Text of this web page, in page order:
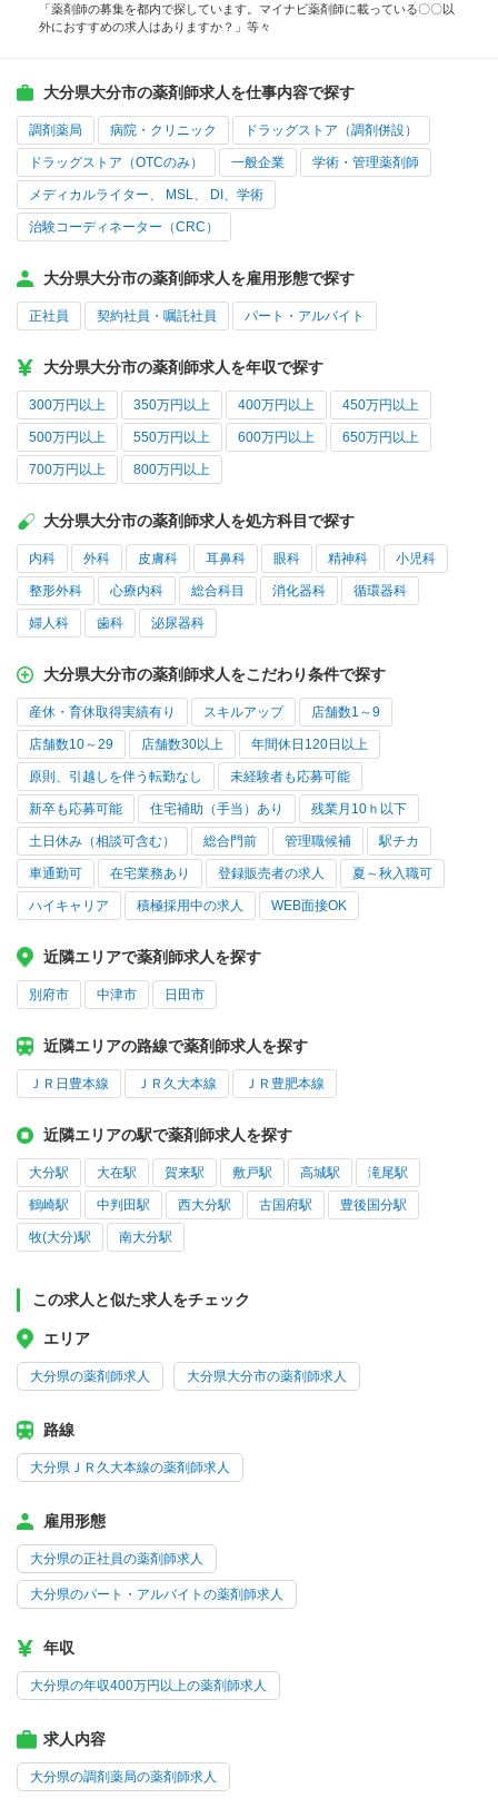
「薬剤師の募集を都内で探しています。マイナビ薬剤師に載っている〇〇以
外におすすめの求人はありますか？」等々
大分県大分市の薬剤師求人を仕事内容で探す
調剤薬局 病院・クリニック ドラッグストア（調剤併設）
ドラッグストア（OTCのみ） 一般企業 学術・管理薬剤師
メディカルライター、 MSL、 DI、学術
治験コーディネーター（CRC）
大分県大分市の薬剤師求人を雇用形態で探す
正社員 契約社員・嘱託社員 パート・アルバイト
大分県大分市の薬剤師求人を年収で探す
300万円以上 350万円以上 400万円以上 450万円以上
500万円以上 550万円以上 600万円以上 650万円以上
700万円以上 800万円以上
大分県大分市の薬剤師求人を処方科目で探す
内科 外科 皮膚科 耳鼻科 眼科 精神科 小児科
整形外科 心療内科 総合科目 消化器科 循環器科
婦人科 歯科 泌尿器科
大分県大分市の薬剤師求人をこだわり条件で探す
産休・育休取得実績有り スキルアップ 店舗数1～9
店舗数10～29 店舗数30以上 年間休日120日以上
原則、引越しを伴う転勤なし 未経験者も応募可能
新卒も応募可能 住宅補助（手当）あり 残業月10ｈ以下
土日休み（相談可含む） 総合門前 管理職候補 駅チカ
車通勤可 在宅業務あり 登録販売者の求人 夏～秋入職可
ハイキャリア 積極採用中の求人 WEB面接OK
近隣エリアで薬剤師求人を探す
別府市 中津市 日田市
近隣エリアの路線で薬剤師求人を探す
ＪＲ日豊本線 ＪＲ久大本線 ＪＲ豊肥本線
近隣エリアの駅で薬剤師求人を探す
大分駅 大在駅 賀来駅 敷戸駅 高城駅 滝尾駅
鶴崎駅 中判田駅 西大分駅 古国府駅 豊後国分駅
牧(大分)駅 南大分駅
この求人と似た求人をチェック
エリア
大分県の薬剤師求人 大分県大分市の薬剤師求人
路線
大分県ＪＲ久大本線の薬剤師求人
雇用形態
大分県の正社員の薬剤師求人
大分県のパート・アルバイトの薬剤師求人
年収
大分県の年収400万円以上の薬剤師求人
求人内容
大分県の調剤薬局の薬剤師求人